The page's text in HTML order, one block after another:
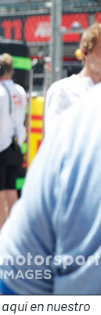
aquí en nuestro